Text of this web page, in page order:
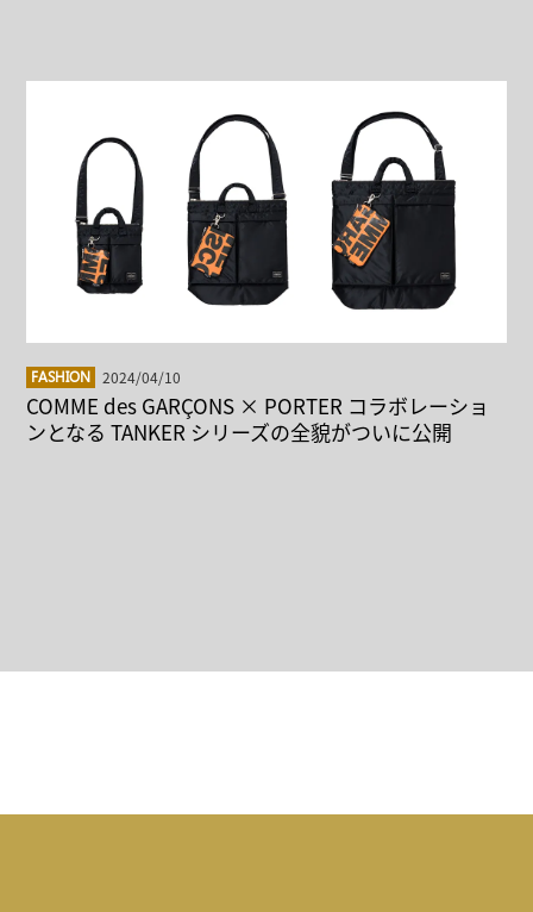
FASHION 2024/04/10
COMME des GARÇONS × PORTER コラボレーショ
ンとなる TANKER シリーズの全貌がついに公開